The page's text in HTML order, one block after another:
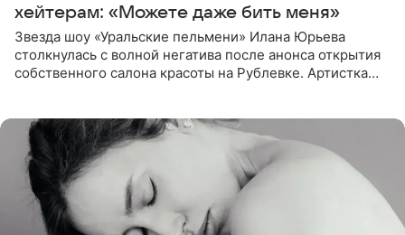
хейтерам: «Можете даже бить меня»
Звезда шоу «Уральские пельмени» Илана Юрьева
столкнулась с волной негатива после анонса открытия
собственного салона красоты на Рублевке. Артистка